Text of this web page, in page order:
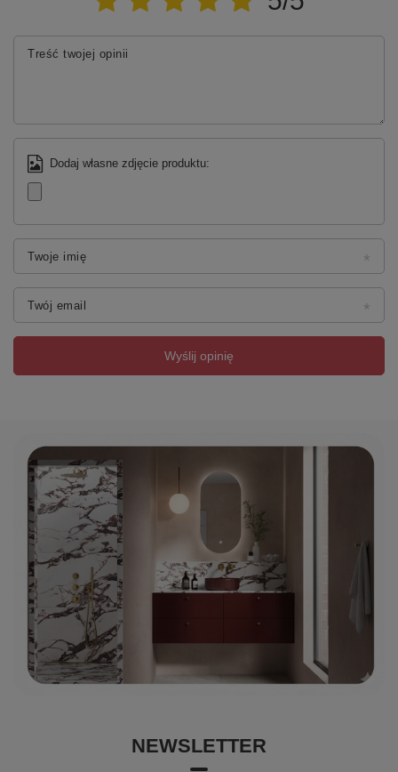
Treść twojej opinii
Dodaj własne zdjęcie produktu:
Twoje imię
Twój email
Wyślij opinię
NEWSLETTER